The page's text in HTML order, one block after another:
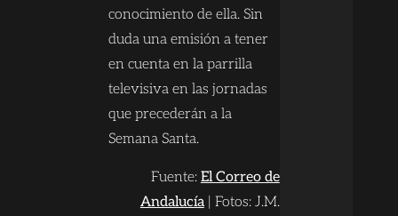
conocimiento de ella. Sin
duda una emisión a tener
en cuenta en la parrilla
televisiva en las jornadas
que precederán a la
Semana Santa.
Fuente: El Correo de
Andalucía| Fotos: J.M.